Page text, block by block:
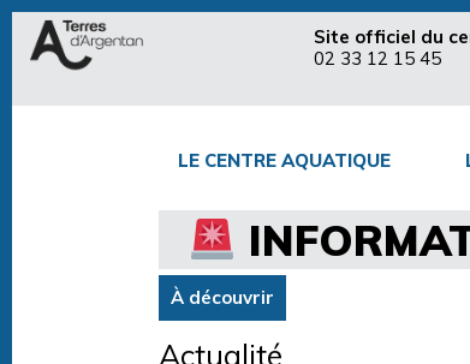
Site officiel du
02 33 12 15 45
LE CENTRE AQUATIQUE
À découvrir
Actualité